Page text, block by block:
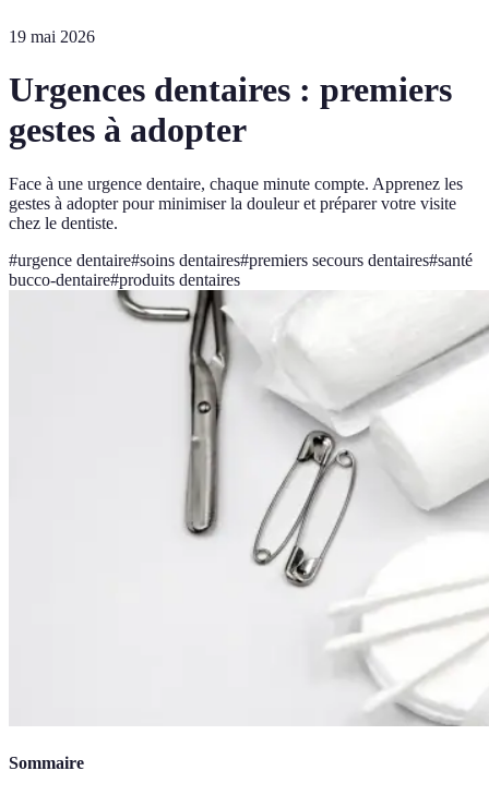
19 mai 2026
Urgences dentaires : premiers
gestes à adopter
Face à une urgence dentaire, chaque minute compte. Apprenez les
gestes à adopter pour minimiser la douleur et préparer votre visite
chez le dentiste.
#urgence dentaire#soins dentaires#premiers secours dentaires#santé
bucco-dentaire#produits dentaires
Sommaire